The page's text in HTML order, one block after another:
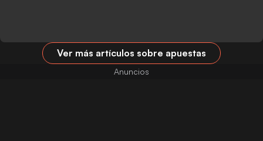
Ver más artículos sobre apuestas